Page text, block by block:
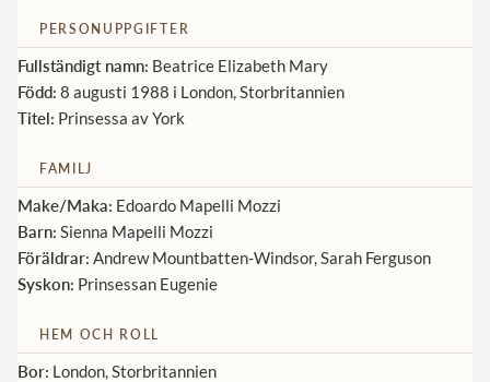
VÄRLDENS KUNGAHUS
Svenska kungahuset
Brittiska kungahuset
Danska kungahuset
Spanska kungahuset
Nederländska kungahuset
Jordanska kungahuset
REDAKTION
PERSONUPPGIFTER
Fullständigt namn: Beatrice Elizabeth Mary
Född: 8 augusti 1988 i London, Storbritannien
Titel: Prinsessa av York
FAMILJ
Make/Maka: Edoardo Mapelli Mozzi
Barn: Sienna Mapelli Mozzi
Föräldrar: Andrew Mountbatten-Windsor, Sarah Ferguson
Syskon: Prinsessan Eugenie
HEM OCH ROLL
Bor: London, Storbritannien